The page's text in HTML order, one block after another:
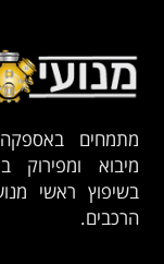
מתמחים
מיבוא ומפירוק
בשיפוץ ראשי
הרכבים.